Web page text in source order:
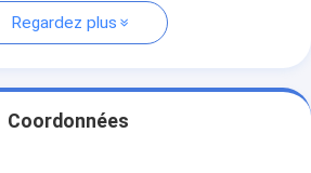
Regardez plus
Coordonnées